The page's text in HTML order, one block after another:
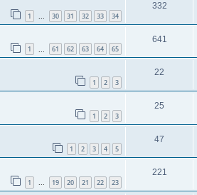
1 ... 30 31 32 33 34
332
1 61 62 63 64 65
641
1 2 3
22
1 2 3
25
1 2 3 4 5
47
1 ... 19 20 21 22 23
221